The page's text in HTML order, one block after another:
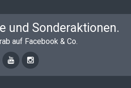
und Sonderaktionen.
auf Facebook & Co.